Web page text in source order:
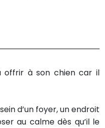
offrir à son chien car il
d’un foyer, un endroit
au calme dès qu’il le